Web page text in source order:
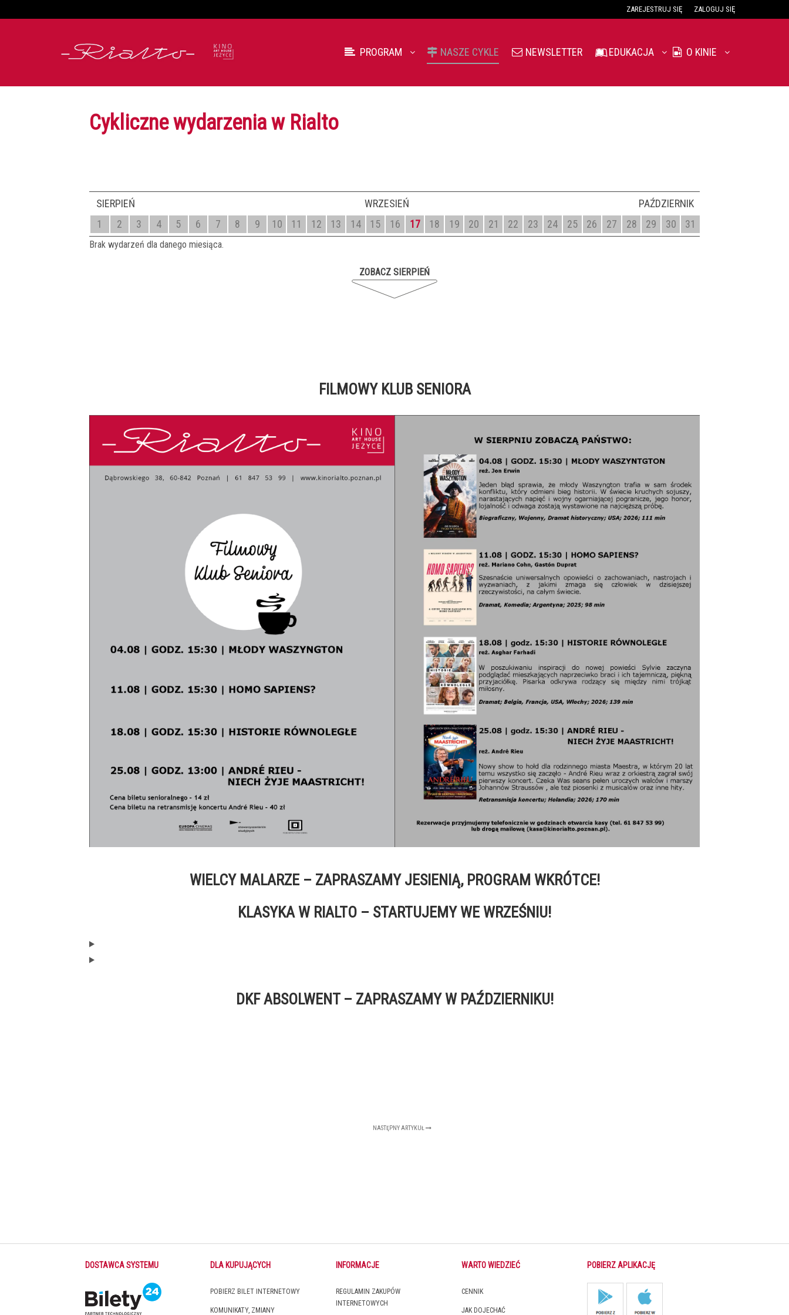
ZAREJESTRUJ SIĘ ZALOGUJ SIĘ
PROGRAM NASZE CYKLE NEWSLETTER EDUKACJA O KINIE
Cykliczne wydarzenia w Rialto
SIERPIEŃ WRZESIEŃ
PAŹDZIERNIK
1
2 3 4 5 6 7 8 9 10 11 12 13 14 15 16 17 18 19 20 21 22 23 24 25 26 27 28 29 30 31
Brak wydarzeń dla danego miesiąca.
ZOBACZ SIERPIEŃ
FILMOWY KLUB SENIORA
WIELCY MALARZE – ZAPRASZAMY JESIENIĄ, PROGRAM WKRÓTCE!
KLASYKA W RIALTO – STARTUJEMY WE WRZEŚNIU!
DKF ABSOLWENT – ZAPRASZAMY W PAŹDZIERNIKU!
NASTĘPNY ARTYKUŁ
DOSTAWCA SYSTEMU DLA KUPUJĄCYCH
POBIERZ BILET INTERNETOWY
KOMUNIKATY, ZMIANY
INFORMACJE
REGULAMIN ZAKUPÓW
INTERNETOWYCH
WARTO WIEDZIEĆ
CENNIK
JAK DOJECHAĆ
POBIERZ APLIKACJĘ